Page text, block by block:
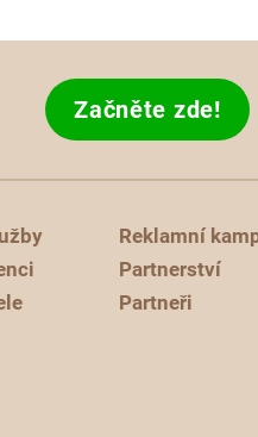
Začněte zde!
Reklamní
Partnerství
Partneři